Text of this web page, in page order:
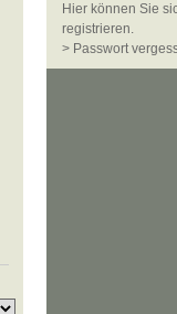
Hier können Sie
registrieren.
> Passwort